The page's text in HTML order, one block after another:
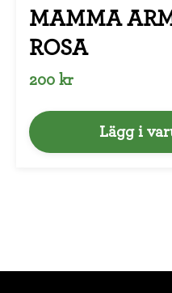
MAMMA
ROSA
200 kr
Lägg i